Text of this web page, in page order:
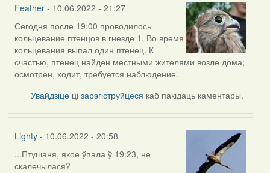
Feather- 10.06.2022 - 21:27
Сегодня после 19:00 проводилось
кольцевание птенцов в гнезде 1. Во время
кольцевания выпал один птенец. К
счастью, птенец найден местными жителями возле дома;
осмотрен, ходит, требуется наблюдение.
Увайдзіце цізарэгіструйцеся каб пакідаць каментары.
Lighty- 10.06.2022 - 20:58
...Птушаня, якое ўпала ў 19:23, не
скалечылася?